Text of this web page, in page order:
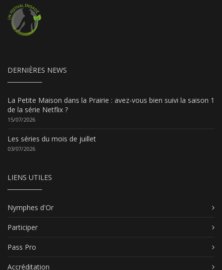
DERNIÈRES NEWS
La Petite Maison dans la Prairie : avez-vous bien suivi la saison 1
de la série Netflix ?
15/07/2026
Les séries du mois de juillet
03/07/2026
LIENS UTILES
Nymphes d'Or
Participer
Pass Pro
Accréditation